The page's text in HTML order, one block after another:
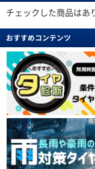
チェックした商品はあ
おすすめコンテンツ